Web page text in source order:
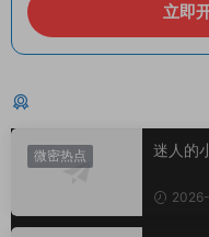
立即
微密热点
迷人的